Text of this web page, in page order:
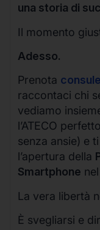
una storia di
Il momento
Adesso.
Prenota
raccontaci chi
vediamo
l’ATECO
senza ansie) e
l’apertura della
Smartphone
La vera libertà
È svegliarsi e